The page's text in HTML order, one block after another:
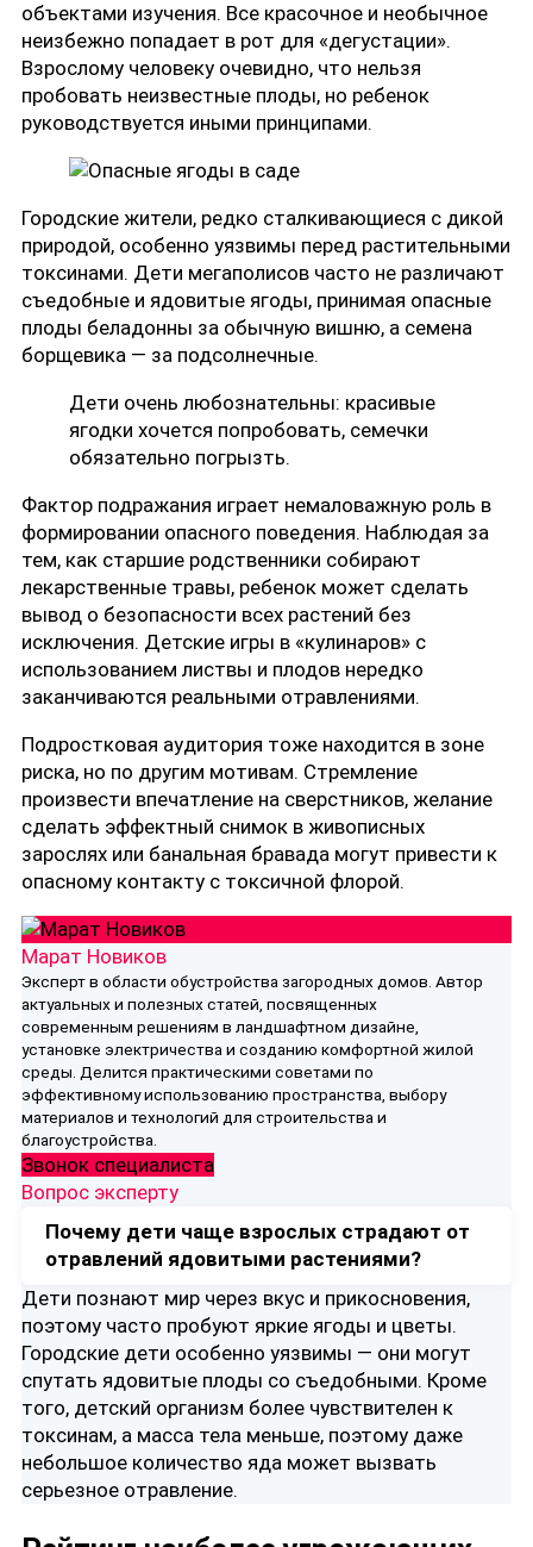
объектами изучения. Все красочное и необычное
неизбежно попадает в рот для «дегустации».
Взрослому человеку очевидно, что нельзя
пробовать неизвестные плоды, но ребенок
руководствуется иными принципами.
Городские жители, редко сталкивающиеся с дикой
природой, особенно уязвимы перед растительными
токсинами. Дети мегаполисов часто не различают
съедобные и ядовитые ягоды, принимая опасные
плоды беладонны за обычную вишню, а семена
борщевика — за подсолнечные.
Дети очень любознательны: красивые
ягодки хочется попробовать, семечки
обязательно погрызть.
Фактор подражания играет немаловажную роль в
формировании опасного поведения. Наблюдая за
тем, как старшие родственники собирают
лекарственные травы, ребенок может сделать
вывод о безопасности всех растений без
исключения. Детские игры в «кулинаров» с
использованием листвы и плодов нередко
заканчиваются реальными отравлениями.
Подростковая аудитория тоже находится в зоне
риска, но по другим мотивам. Стремление
произвести впечатление на сверстников, желание
сделать эффектный снимок в живописных
зарослях или банальная бравада могут привести к
опасному контакту с токсичной флорой.
Марат Новиков
Эксперт в области обустройства загородных домов. Автор
актуальных и полезных статей, посвященных
современным решениям в ландшафтном дизайне,
установке электричества и созданию комфортной жилой
среды. Делится практическими советами по
эффективному использованию пространства, выбору
материалов и технологий для строительства и
благоустройства.
Звонок специалиста
Вопрос эксперту
Почему дети чаще взрослых страдают от
отравлений ядовитыми растениями?
Дети познают мир через вкус и прикосновения,
поэтому часто пробуют яркие ягоды и цветы.
Городские дети особенно уязвимы — они могут
спутать ядовитые плоды со съедобными. Кроме
того, детский организм более чувствителен к
токсинам, а масса тела меньше, поэтому даже
небольшое количество яда может вызвать
серьезное отравление.